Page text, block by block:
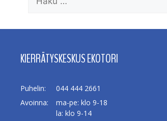
KIERRÄTYSKESKUS EKOTORI
Puhelin:
044 444 2661
Avoinna:
ma-pe: klo 9-18
la: klo 9-14